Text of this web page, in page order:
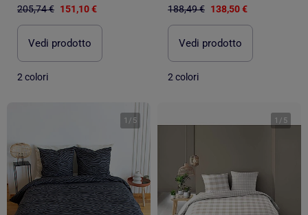
205,74 € 151,10 €
Vedi prodotto
2 colori
188,49 € 138,50 €
Vedi prodotto
2 colori
1 / 5 1 / 5